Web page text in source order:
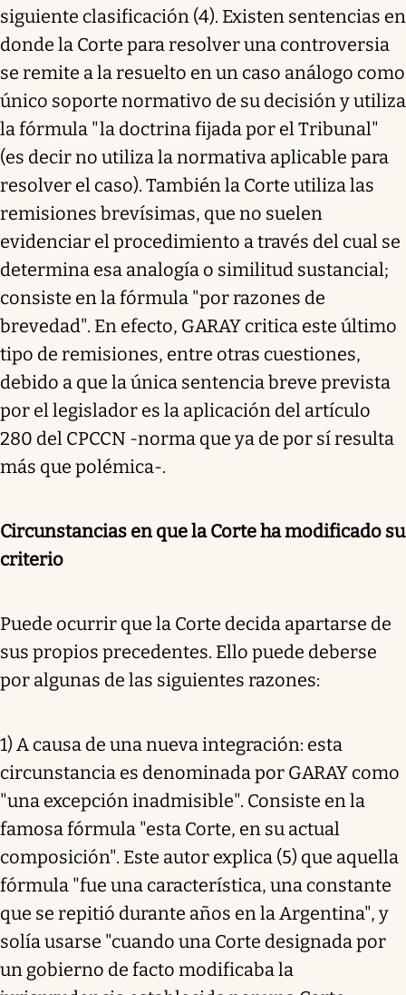
siguiente clasificación (4). Existen sentencias en
donde la Corte para resolver una controversia
se remite a la resuelto en un caso análogo como
único soporte normativo de su decisión y utiliza
la fórmula "la doctrina fijada por el Tribunal"
(es decir no utiliza la normativa aplicable para
resolver el caso). También la Corte utiliza las
remisiones brevísimas, que no suelen
evidenciar el procedimiento a través del cual se
determina esa analogía o similitud sustancial;
consiste en la fórmula "por razones de
brevedad". En efecto, GARAY critica este último
tipo de remisiones, entre otras cuestiones,
debido a que la única sentencia breve prevista
por el legislador es la aplicación del artículo
280 del CPCCN -norma que ya de por sí resulta
más que polémica-.
Circunstancias en que la Corte ha modificado su
criterio
Puede ocurrir que la Corte decida apartarse de
sus propios precedentes. Ello puede deberse
por algunas de las siguientes razones:
1) A causa de una nueva integración: esta
circunstancia es denominada por GARAY como
"una excepción inadmisible". Consiste en la
famosa fórmula "esta Corte, en su actual
composición". Este autor explica (5) que aquella
fórmula "fue una característica, una constante
que se repitió durante años en la Argentina", y
solía usarse "cuando una Corte designada por
un gobierno de facto modificaba la